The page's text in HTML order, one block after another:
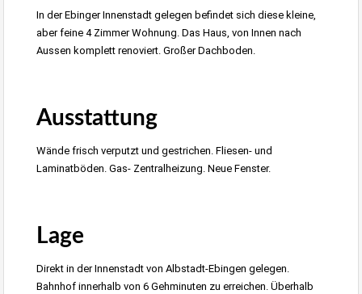
In der Ebinger Innenstadt gelegen befindet sich diese kleine,
aber feine 4 Zimmer Wohnung. Das Haus, von Innen nach
Aussen komplett renoviert. Großer Dachboden.
Ausstattung
Wände frisch verputzt und gestrichen. Fliesen- und
Laminatböden. Gas- Zentralheizung. Neue Fenster.
Lage
Direkt in der Innenstadt von Albstadt-Ebingen gelegen.
Bahnhof innerhalb von 6 Gehminuten zu erreichen. Überhalb